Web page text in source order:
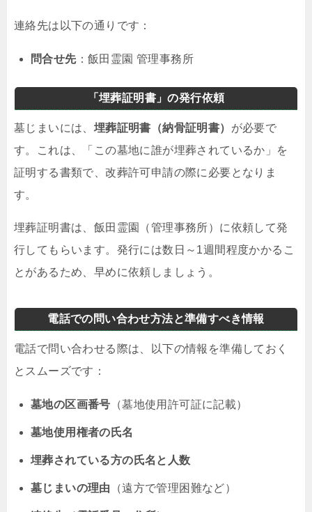
連絡先は以下の通りです：
問合せ先：飯田霊園 管理事務所
「埋葬証明書」の発行依頼
墓じまいには、 埋葬証明書（納骨証明書） が必要で
す。これは、「この墓地に誰が埋葬されているか」を
証明する書類で、改葬許可申請の際に必要となりま
す。
埋葬証明書は、飯田霊園（管理事務所）に依頼して発
行してもらいます。発行には数日～1週間程度かかるこ
とがあるため、早めに依頼しましょう。
電話での問い合わせ方法と準備すべき情報
電話で問い合わせる際は、以下の情報を準備しておく
とスムーズです：
墓地の区画番号 （墓地使用許可証に記載）
墓地使用権者の氏名
埋葬されている方の氏名と人数
墓じまいの理由 （遠方で管理困難など）